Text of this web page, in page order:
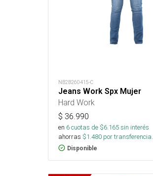
NB2B260415-C
Jeans Work Spx Mujer
Hard Work
$ 36.990
en 6cuotas de $6.165sin interés
ahorras $1.480 por transferencia.
Disponible